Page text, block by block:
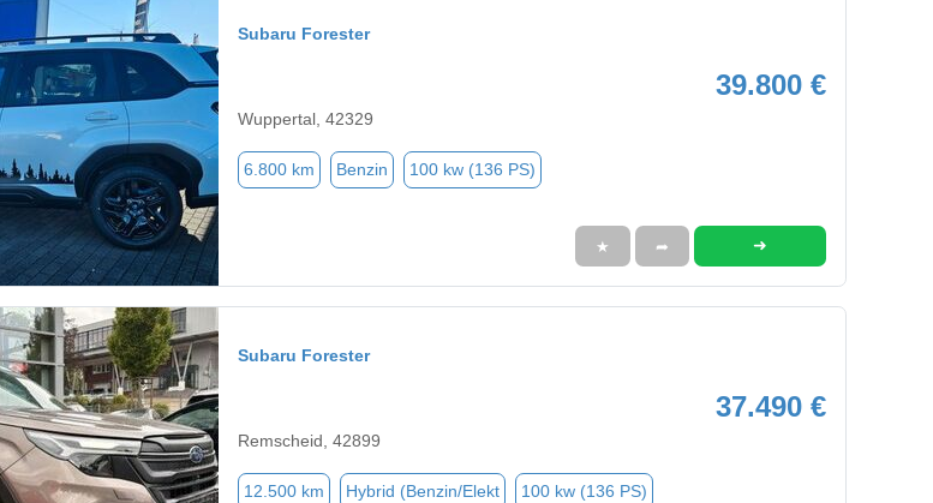
Subaru Forester
39.800 €
Wuppertal, 42329
6.800 km Benzin 100 kw (136 PS)
★ ➦ ➜
Subaru Forester
37.490 €
Remscheid, 42899
12.500 km Hybrid (Benzin/Elekt 100 kw (136 PS)